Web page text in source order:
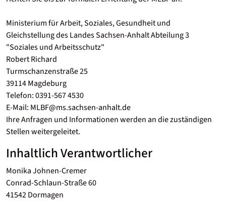
Ministerium für Arbeit, Soziales, Gesundheit und
Gleichstellung des Landes Sachsen-Anhalt Abteilung 3
"Soziales und Arbeitsschutz"
Robert Richard
Turmschanzenstraße 25
39114 Magdeburg
Telefon: 0391-567 4530
E-Mail: MLBF@ms.sachsen-anhalt.de
Ihre Anfragen und Informationen werden an die zuständigen
Stellen weitergeleitet.
Inhaltlich Verantwortlicher
Monika Johnen-Cremer
Conrad-Schlaun-Straße 60
41542 Dormagen